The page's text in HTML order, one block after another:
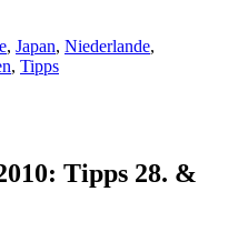
, Japan, Niederlande,
, Tipps
Tipps 28. &